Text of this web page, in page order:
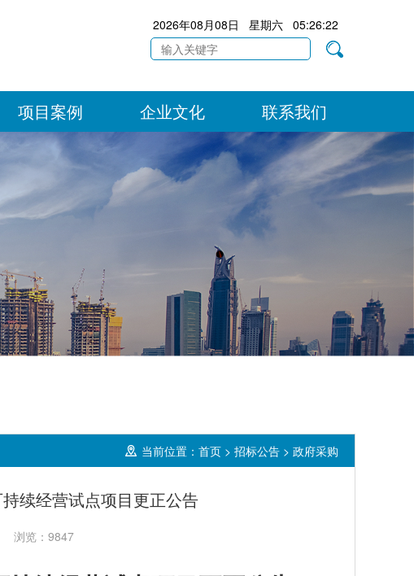
2026年08月08日 星期六 05:26:23
项目案例 企业文化 联系我们
当前位置： 首页 > 招标公告 > 政府采购
续经营试点项目更正公告
浏览：9847